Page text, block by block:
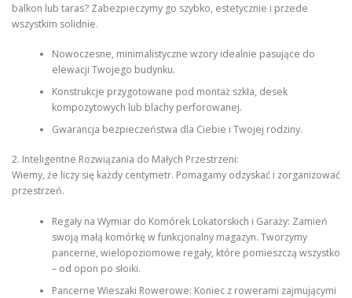
balkon lub taras? Zabezpieczymy go szybko, estetycznie i przede
wszystkim solidnie.
Nowoczesne, minimalistyczne wzory idealnie pasujące do
elewacji Twojego budynku.
Konstrukcje przygotowane pod montaż szkła, desek
kompozytowych lub blachy perforowanej.
Gwarancja bezpieczeństwa dla Ciebie i Twojej rodziny.
2. Inteligentne Rozwiązania do Małych Przestrzeni:
Wiemy, że liczy się każdy centymetr. Pomagamy odzyskać i zorganizować
przestrzeń.
Regały na Wymiar do Komórek Lokatorskich i Garaży: Zamień
swoją małą komórkę w funkcjonalny magazyn. Tworzymy
pancerne, wielopoziomowe regały, które pomieszczą wszystko
– od opon po słoiki.
Pancerne Wieszaki Rowerowe: Koniec z rowerami zajmującymi